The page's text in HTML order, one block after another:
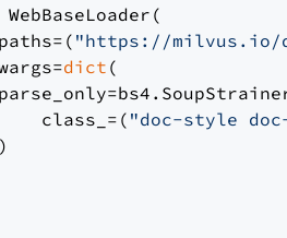
"https://milvus.io/
dict (
class_=(
"doc-style